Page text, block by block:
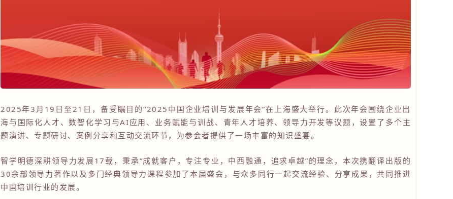
2025年3月19日至21日，备受瞩目的“2025中国企业培训与发展年会”在上海盛大举行。此次年会围绕企业出
海与国际化人才、数智化学习与AI应用、业务赋能与训战、青年人才培养、领导力开发等议题，设置了多个主
题演讲、专题研讨、案例分享和互动交流环节，为参会者提供了一场丰富的知识盛宴。
智学明德深耕领导力发展17载，秉承“成就客户，专注专业，中西融通，追求卓越”的理念，本次携翻译出版的
30余部领导力著作以及多门经典领导力课程参加了本届盛会，与众多同行一起交流经验、分享成果，共同推进
中国培训行业的发展。